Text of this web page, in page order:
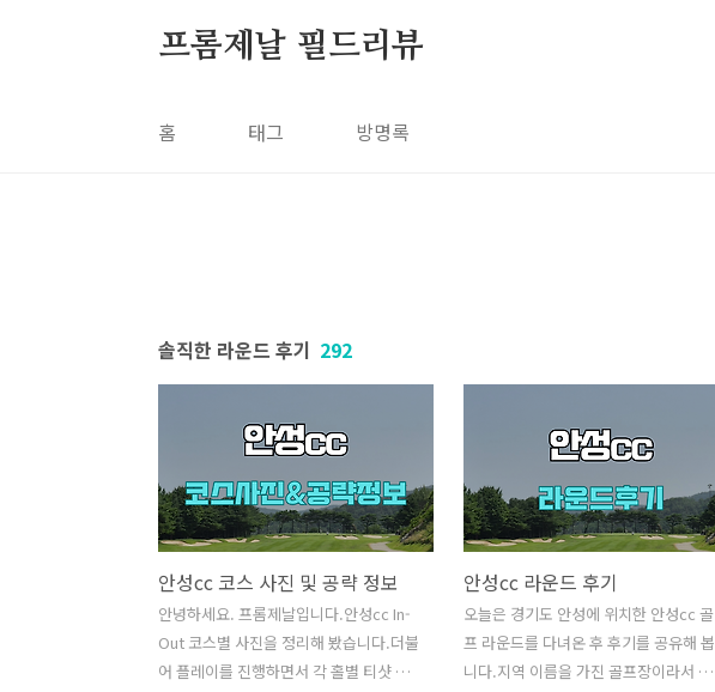
프롬제날 필드리뷰
홈 태그 방명록
솔직한 라운드 후기 292
안성cc 코스 사진 및 공략 정보
안녕하세요. 프롬제날입니다.안성cc In-
Out 코스별 사진을 정리해 봤습니다.더불
어 플레이를 진행하면서 각 홀별 티샷 공
안성cc 라운드 후기
오늘은 경기도 안성에 위치한 안성cc 골
프 라운드를 다녀온 후 후기를 공유해 봅
니다.지역 이름을 가진 골프장이라서 살